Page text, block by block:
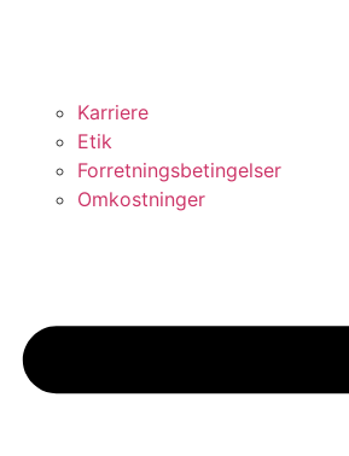
Karriere
Etik
Forretningsbetingelser
Omkostninger